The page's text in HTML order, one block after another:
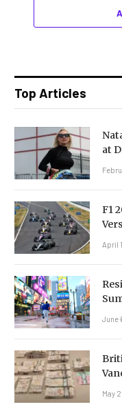
Top Articles
at
F1
April
June
May